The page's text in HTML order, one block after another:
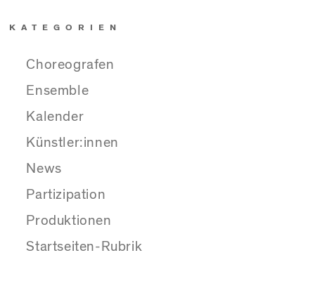
KATEGORIEN
Choreografen
Ensemble
Kalender
Künstler:innen
News
Partizipation
Produktionen
Startseiten-Rubrik